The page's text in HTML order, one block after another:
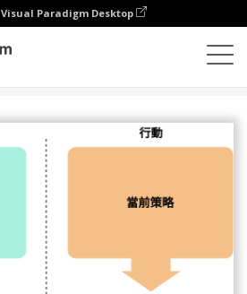
Visual Paradigm Desktop